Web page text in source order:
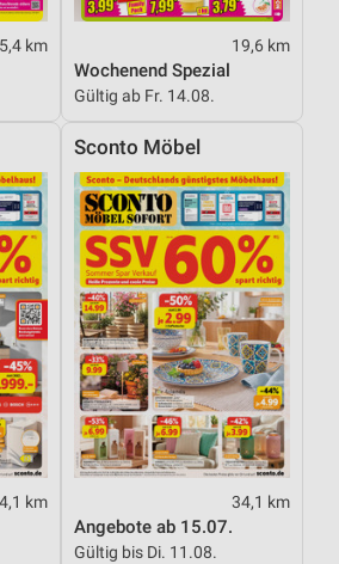
km 19,6 km
Wochenend Spezial
Gültig ab Fr. 14.08.
km
Sconto Möbel
34,1 km
Angebote ab 15.07.
Gültig bis Di. 11.08.